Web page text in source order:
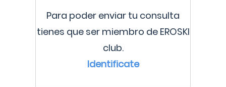
Para poder enviar tu consulta
tienes que ser miembro de EROSKI
club.
Identificate